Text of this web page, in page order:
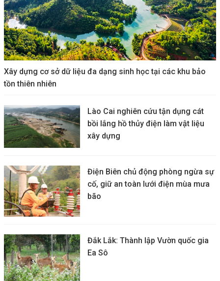
Xây dựng cơ sở dữ liệu đa dạng sinh học tại các khu bảo
tồn thiên nhiên
Lào Cai nghiên cứu tận dụng cát
bồi lắng hồ thủy điện làm vật liệu
xây dựng
Điện Biên chủ động phòng ngừa sự
cố, giữ an toàn lưới điện mùa mưa
bão
Đắk Lắk: Thành lập Vườn quốc gia
Ea Sô